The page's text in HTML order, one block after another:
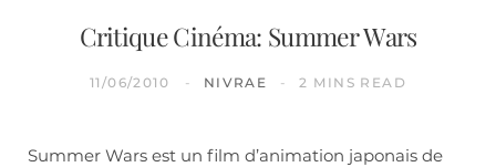
Critique Cinéma: Summer Wars
11/06/2010 NIVRAE 2 MINS READ
Summer Wars est un film d’animation japonais de